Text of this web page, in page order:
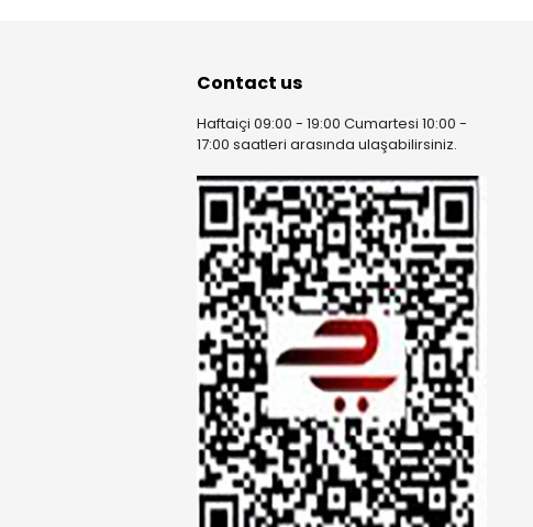
Contact us
Haftaiçi 09:00 - 19:00 Cumartesi 10:00 -
17:00 saatleri arasında ulaşabilirsiniz.